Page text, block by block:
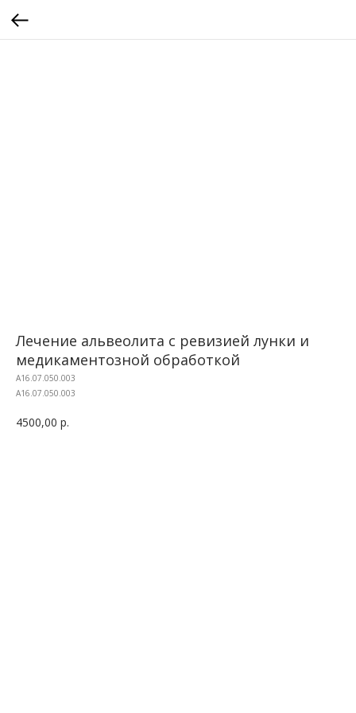
Лечение альвеолита с ревизией лунки и
медикаментозной обработкой
A16.07.050.003
A16.07.050.003
4500,00 р.